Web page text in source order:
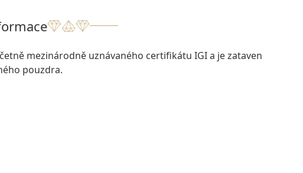
mezinárodně uznávaného certifikátu IGI a je zataven
pouzdra.